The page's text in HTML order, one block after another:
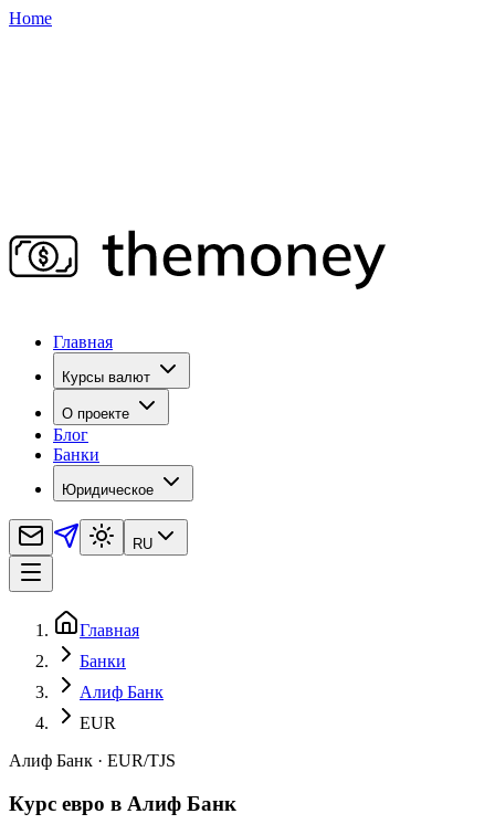
Home
Главная
Курсы валют
О проекте
Блог
Банки
Юридическое
RU
Главная
Банки
Алиф Банк
EUR
Алиф Банк · EUR/TJS
Курс евро в Алиф Банк